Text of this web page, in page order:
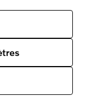
confidentialité de Google
ou concédants de